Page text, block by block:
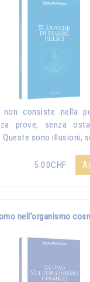
consiste nella
prove, senza
Queste sono illusioni,
5.00CHF
nell’organismo